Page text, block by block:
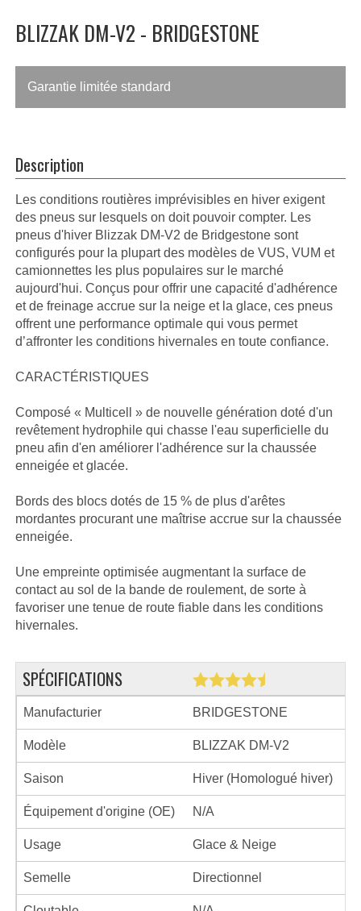
BLIZZAK DM-V2 - BRIDGESTONE
Garantie limitée standard
Description
Les conditions routières imprévisibles en hiver exigent
des pneus sur lesquels on doit pouvoir compter. Les
pneus d'hiver Blizzak DM-V2 de Bridgestone sont
configurés pour la plupart des modèles de VUS, VUM et
camionnettes les plus populaires sur le marché
aujourd'hui. Conçus pour offrir une capacité d'adhérence
et de freinage accrue sur la neige et la glace, ces pneus
offrent une performance optimale qui vous permet
d’affronter les conditions hivernales en toute confiance.
CARACTÉRISTIQUES
Composé « Multicell » de nouvelle génération doté d'un
revêtement hydrophile qui chasse l'eau superficielle du
pneu afin d'en améliorer l'adhérence sur la chaussée
enneigée et glacée.
Bords des blocs dotés de 15 % de plus d'arêtes
mordantes procurant une maîtrise accrue sur la chaussée
enneigée.
Une empreinte optimisée augmentant la surface de
contact au sol de la bande de roulement, de sorte à
favoriser une tenue de route fiable dans les conditions
hivernales.
SPÉCIFICATIONS
Manufacturier BRIDGESTONE
Modèle BLIZZAK DM-V2
Saison Hiver (Homologué hiver)
Équipement d'origine (OE) N/A
Usage Glace & Neige
Semelle Directionnel